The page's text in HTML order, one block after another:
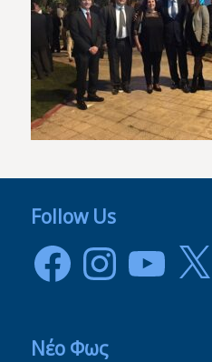
Follow Us
FacebookInstagramYouTube
X
Νέο Φως